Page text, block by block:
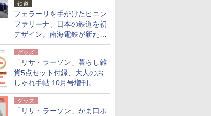
鉄道
フェラーリを手がけたピニン
ファリーナ、日本の鉄道を初
デザイン。南海電鉄が新たな
「空港特急」をなにわ筋線へ
導入
グッズ
「リサ・ラーソン」暮らし雑
貨5点セット付録、大人のお
しゃれ手帖 10月号増刊。
USBケーブルや缶ケースなど
グッズ
「リサ・ラーソン」がま口ポ